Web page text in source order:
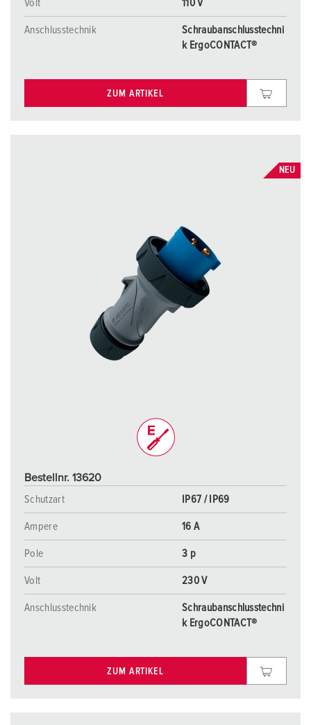
Volt 110 V
Anschlusstechnik
Schraubanschlusstechni
k ErgoCONTACT®
ZUM ARTIKEL
NEU
Bestellnr. 13620
Schutzart
IP67 / IP69
Ampere 16 A
Pole 3 p
Volt 230 V
Anschlusstechnik
Schraubanschlusstechni
k ErgoCONTACT®
ZUM ARTIKEL